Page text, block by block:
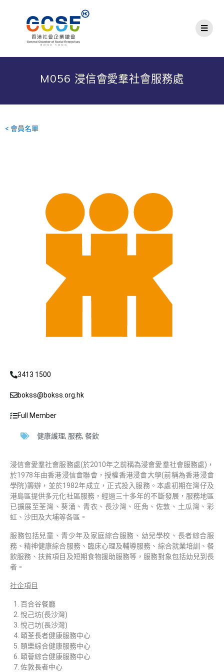
M056 浸信會愛羣社會服務處
< 會員名單
3413 1500
bokss@bokss.org.hk
Full Member
健康護理, 服務, 餐飲
浸信會愛羣社會服務處(於2010年之前稱為浸會愛羣社會服務處)，
於1978年由香港浸信會聯會，授權香港浸會大學(前稱為香港浸會
學院)籌辦，並於1982年成立，正式投入服務。本處初期在灣仔及
港島區提供多元化社區服務，經過三十多年的不斷發展，服務地區
已擴展至荃灣、葵涌、青衣、長沙灣、旺角、佐敦、土瓜灣、彩
虹、沙田及大埔等各區。
服務包括兒童、青少年及家庭綜合服務、幼兒學校、長者綜合服
務、精神健康綜合服務、臨床心理及輔導服務、綜合就業培訓、餐
飲服務、扶貧項目及短期食物援助服務等，服務對象包括幼兒到長
者。
社企項目
百合谷餐廳
悅己坊(長沙灣)
悅己坊(長沙灣)
頤荃長者健康服務中心
頤樂綜合健康服務中心
頤薈綜合健康服務中心
佐敦長者中心